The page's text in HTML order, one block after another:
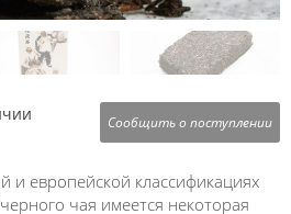
Сообщить о поступлении
и европейской классификациях
чая имеется некоторая